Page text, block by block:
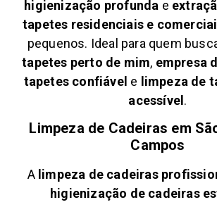
higienização profunda e
tapetes residenciais e
pequenos. Ideal para quem
tapetes perto de mim, empresa
tapetes confiável e limpeza de
acessível .
Limpeza de Cadeiras em
Campos
A limpeza de cadeiras
higienização de cadeiras